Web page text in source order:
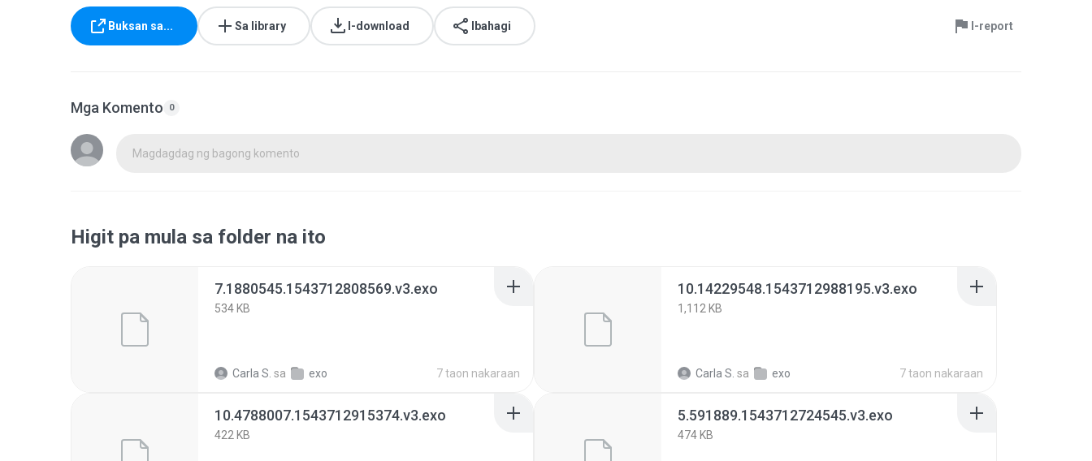
Buksan sa... Sa library I-download Ibahagi I-report
Mga Komento 0
Magdagdag ng bagong komento
Higit pa mula sa folder na ito
7.1880545.1543712808569.v3.exo
534 KB
Carla S. sa exo 7 taon nakaraan
10.14229548.1543712988195.v3.exo
1,112 KB
Carla S. sa exo 7 taon nakaraan
10.4788007.1543712915374.v3.exo
422 KB
5.591889.1543712724545.v3.exo
474 KB